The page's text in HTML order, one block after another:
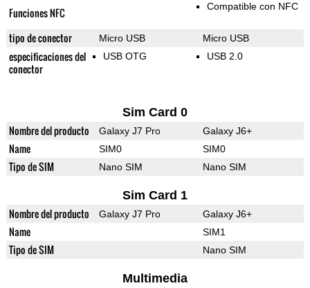
Funciones NFC Compatible con NFC
tipo de conector Micro USB Micro USB
especificaciones del
conector
USB OTG USB 2.0
Sim Card 0
Nombre del producto Galaxy J7 Pro Galaxy J6+
Name SIM0 SIM0
Tipo de SIM Nano SIM Nano SIM
Sim Card 1
Nombre del producto Galaxy J7 Pro Galaxy J6+
Name SIM1
Tipo de SIM Nano SIM
Multimedia